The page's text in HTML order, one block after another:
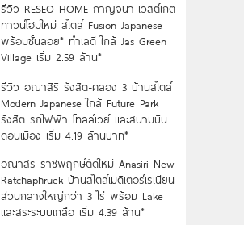
รีวิว RESEO HOME กาญจนา-เวสต์เกต
ทาวน์โฮมใหม่ สไตล์ Fusion Japanese
พร้อมชั้นลอย* ทำเลดี ใกล้ Jas Green
Village เริ่ม 2.59 ล้าน*
รีวิว อณาสิริ รังสิต-คลอง 3 บ้านสไตล์
Modern Japanese ใกล้ Future Park
รังสิต รถไฟฟ้า โทลล์เวย์ และสนามบิน
ดอนเมือง เริ่ม 4.19 ล้านบาท*
อณาสิริ ราชพฤกษ์ตัดใหม่ Anasiri New
Ratchaphruek บ้านสไตล์เมดิเตอร์เรเนียน
ส่วนกลางใหญ่กว่า 3 ไร่ พร้อม Lake
และสระระบบเกลือ เริ่ม 4.39 ล้าน*